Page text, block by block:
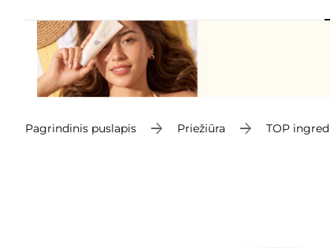
Pagrindinis puslapis Priežiūra TOP